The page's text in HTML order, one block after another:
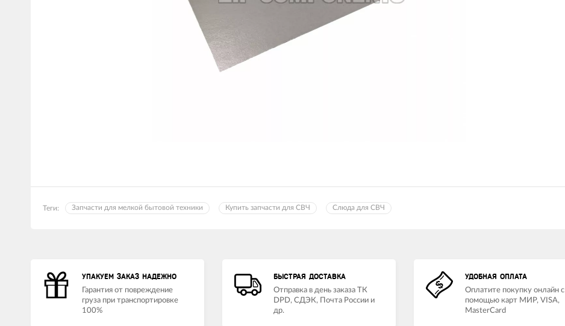
Теги: Запчасти для мелкой бытовой техники Купить запчасти для СВЧ Слюда для СВЧ
УПАКУЕМ ЗАКАЗ НАДЕЖНО
Гарантия от повреждение
груза при транспортировке
100%
БЫСТРАЯ ДОСТАВКА
Отправка в день заказа ТК
DPD, СДЭК, Почта России и
др.
УДОБНАЯ ОПЛАТА
Оплатите покупку онлайн с
помощью карт МИР, VISA,
MasterCard